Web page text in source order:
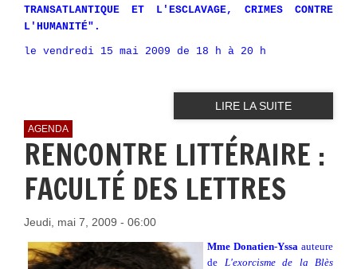
TRANSATLANTIQUE ET L'ESCLAVAGE, CRIMES CONTRE
L'HUMANITÉ".
le vendredi 15 mai 2009 de 18 h à 20 h
LIRE LA SUITE
AGENDA
RENCONTRE LITTÉRAIRE :
FACULTÉ DES LETTRES
Jeudi, mai 7, 2009 - 06:00
Mme Donatien-Yssa auteure
de L'exorcisme de la Blès